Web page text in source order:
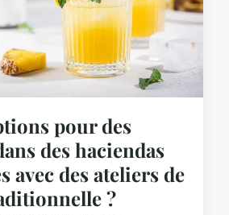
pour des
des haciendas
avec des ateliers de
?